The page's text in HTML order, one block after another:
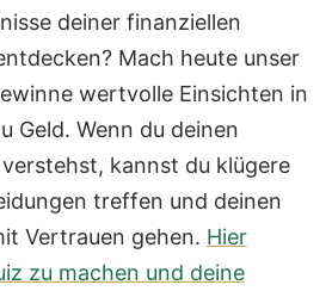
deiner finanziellen
Mach heute unser
wertvolle Einsichten in
Geld. Wenn du deinen
kannst du klügere
treffen und deinen
Vertrauen gehen. Hier
zu machen und deine